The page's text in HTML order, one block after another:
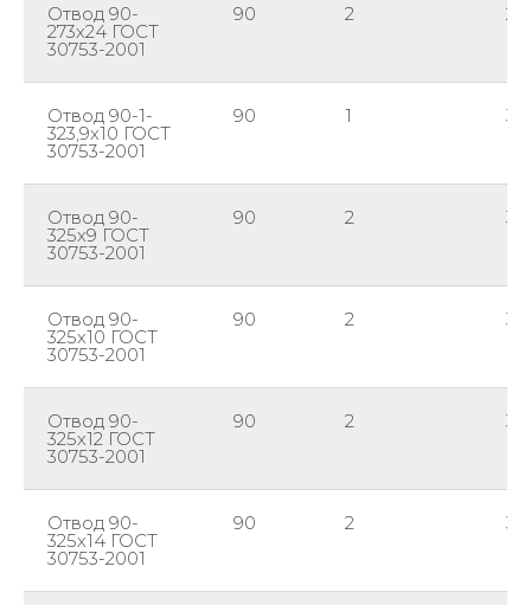
Отвод 90-
273х24 ГОСТ
30753-2001
90 2
Отвод 90-1-
323,9х10 ГОСТ
30753-2001
90 1
Отвод 90-
325х9 ГОСТ
30753-2001
90 2
Отвод 90-
325х10 ГОСТ
30753-2001
90 2
Отвод 90-
325х12 ГОСТ
30753-2001
90 2
Отвод 90-
325х14 ГОСТ
30753-2001
90 2